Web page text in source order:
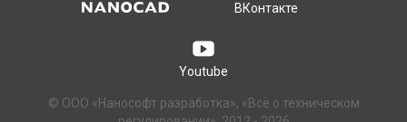
ВКонтакте
Youtube
© ООО «Нанософт разработка», «Всё о техническом